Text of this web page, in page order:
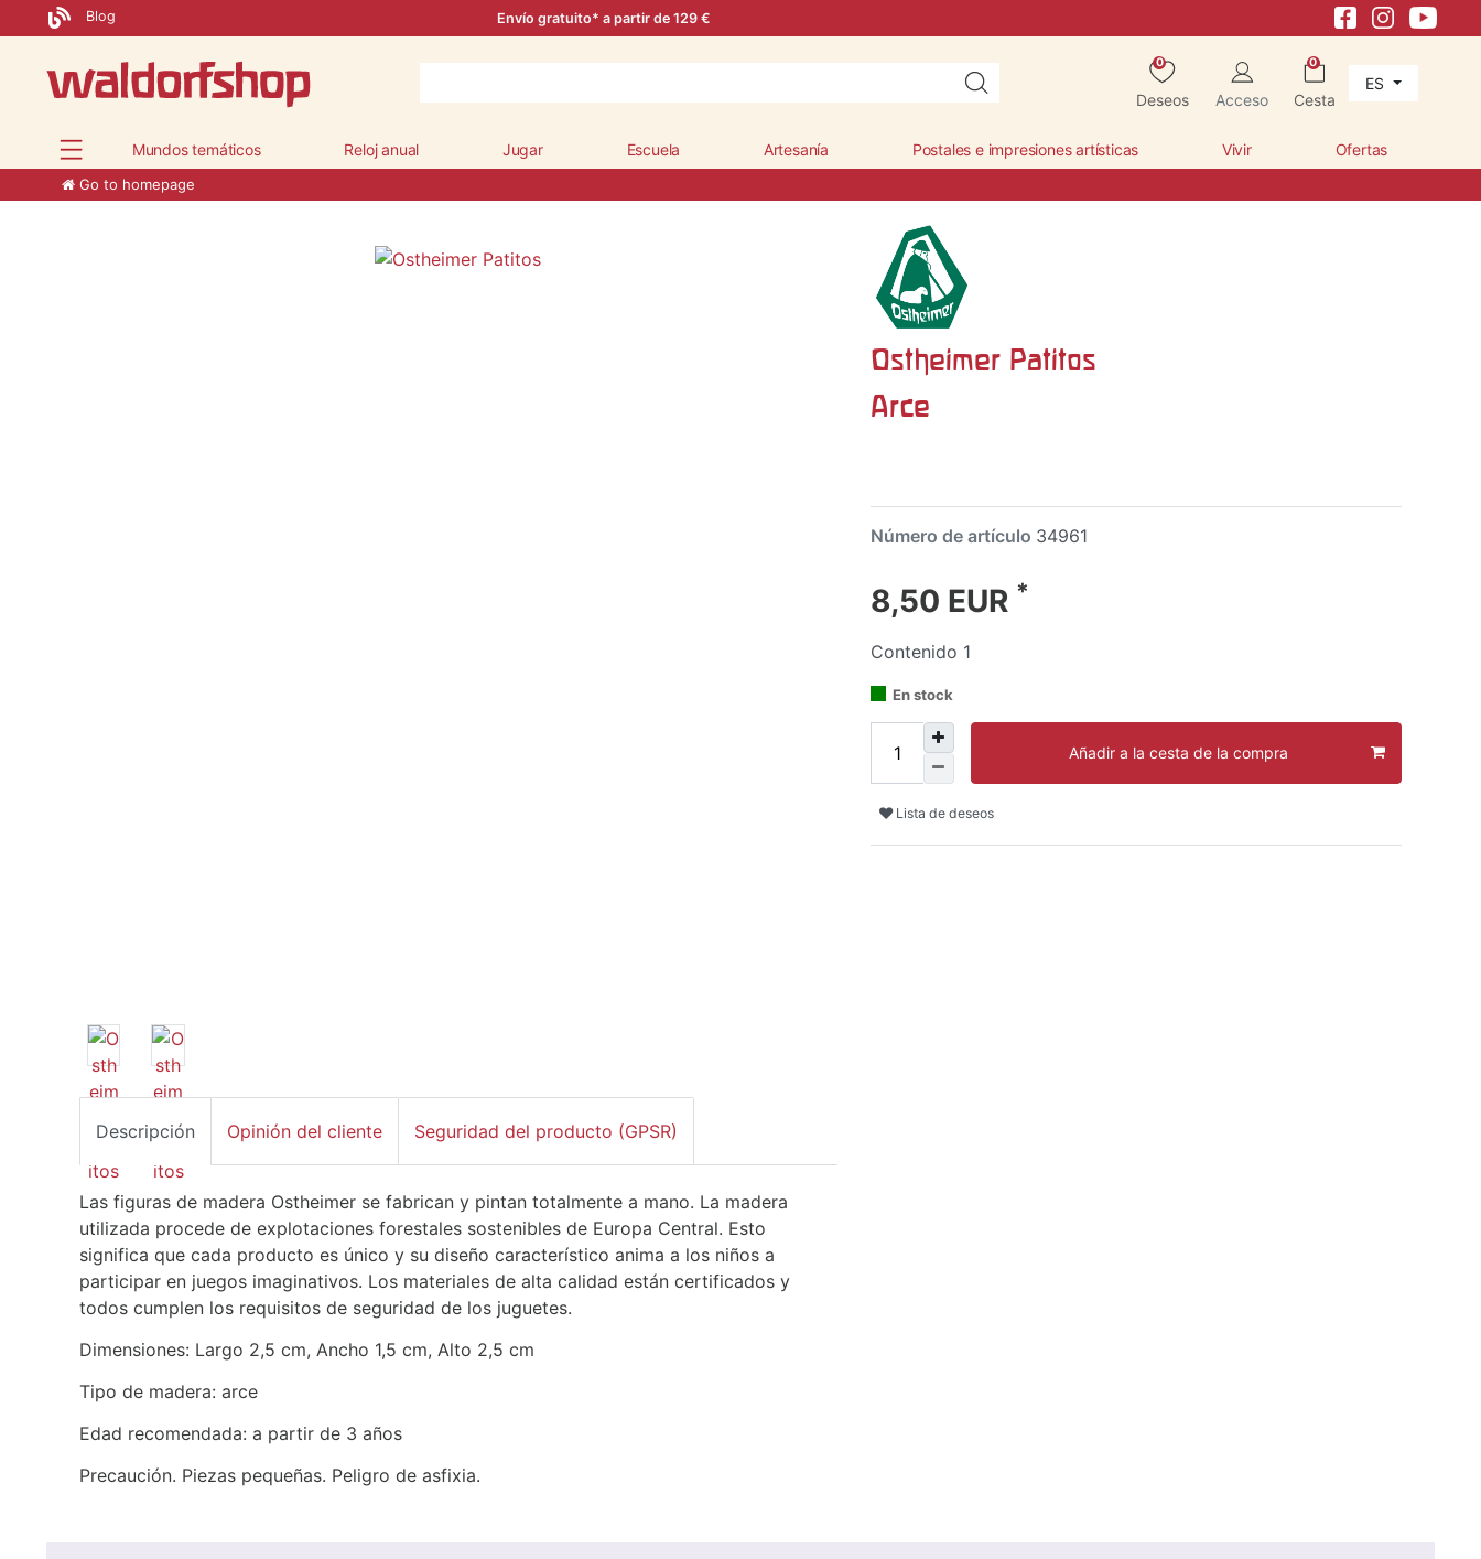
Blog Envío gratuito* a partir de 129 €
0
Deseos Acceso
0
Cesta
ES
Mundos temáticos Reloj anual Jugar Escuela Artesanía Postales e impresiones artísticas Vivir Ofertas
Go to homepage
Ostheimer Patitos
Arce
Número de artículo 34961
8,50 EUR *
Contenido 1
En stock
Añadir a la cesta de la compra
Lista de deseos
Descripción Opinión del cliente Seguridad del producto (GPSR)
Las figuras de madera Ostheimer se fabrican y pintan totalmente a mano. La madera
utilizada procede de explotaciones forestales sostenibles de Europa Central. Esto
significa que cada producto es único y su diseño característico anima a los niños a
participar en juegos imaginativos. Los materiales de alta calidad están certificados y
todos cumplen los requisitos de seguridad de los juguetes.
Dimensiones: Largo 2,5 cm, Ancho 1,5 cm, Alto 2,5 cm
Tipo de madera: arce
Edad recomendada: a partir de 3 años
Precaución. Piezas pequeñas. Peligro de asfixia.